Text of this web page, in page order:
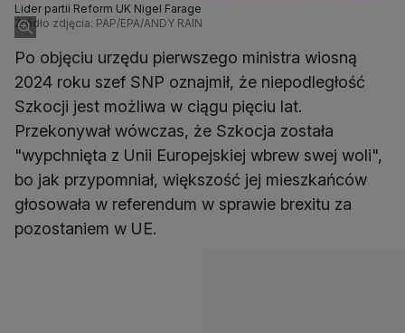
Lider partii Reform UK Nigel Farage
Źródło zdjęcia: PAP/EPA/ANDY RAIN
Po objęciu urzędu pierwszego ministra wiosną
2024 roku szef SNP oznajmił, że niepodległość
Szkocji jest możliwa w ciągu pięciu lat.
Przekonywał wówczas, że Szkocja została
"wypchnięta z Unii Europejskiej wbrew swej woli",
bo jak przypomniał, większość jej mieszkańców
głosowała w referendum w sprawie brexitu za
pozostaniem w UE.